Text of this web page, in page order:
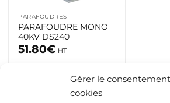
Gérer le
cookies
PARAFOUDRES
PARAFOUDRE MONO
40KV DS240
51.80€ HT
Ajouter dans favoris